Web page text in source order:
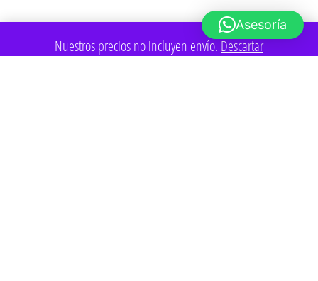
Nuestros precios no incluyen envío. Descartar
Asesoría